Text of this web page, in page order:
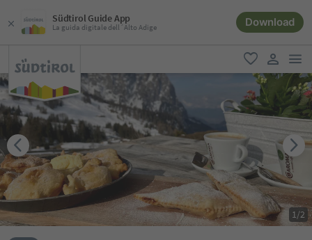
Südtirol Guide App
La guida digitale dell´Alto Adige Download
favoriti
user link
1/2